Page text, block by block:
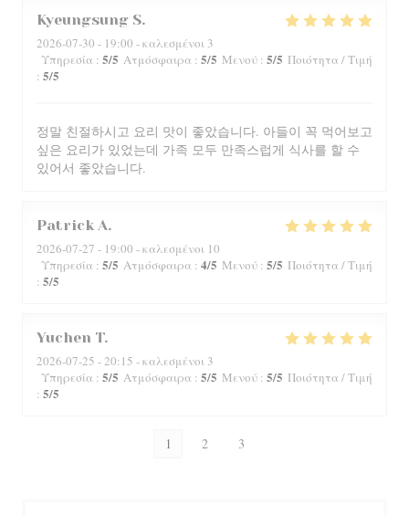
Kyeungsung S
2026-07-30 - 19:00 - καλεσμένοι 3
Υπηρεσία : 5/5 Ατμόσφαιρα : 5/5 Μενού : 5/5 Ποιότητα / Τιμή
: 5/5
정말 친절하시고 요리 맛이 좋았습니다. 아들이 꼭 먹어보고
싶은 요리가 있었는데 가족 모두 만족스럽게 식사를 할 수
있어서 좋았습니다.
Patrick A
2026-07-27 - 19:00 - καλεσμένοι 10
Υπηρεσία : 5/5 Ατμόσφαιρα : 4/5 Μενού : 5/5 Ποιότητα / Τιμή
: 5/5
Yuchen T
2026-07-25 - 20:15 - καλεσμένοι 3
Υπηρεσία : 5/5 Ατμόσφαιρα : 5/5 Μενού : 5/5 Ποιότητα / Τιμή
: 5/5
1 2 3